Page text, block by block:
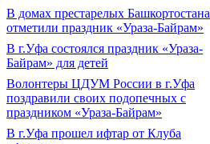
В домах престарелых Башкортостана
отметили праздник «Ураза-Байрам»
В г.Уфа состоялся праздник «Ураза-
Байрам» для детей
Волонтеры ЦДУМ России в г.Уфа
поздравили своих подопечных с
праздником «Ураза-Байрам»
В г.Уфа прошел ифтар от Клуба